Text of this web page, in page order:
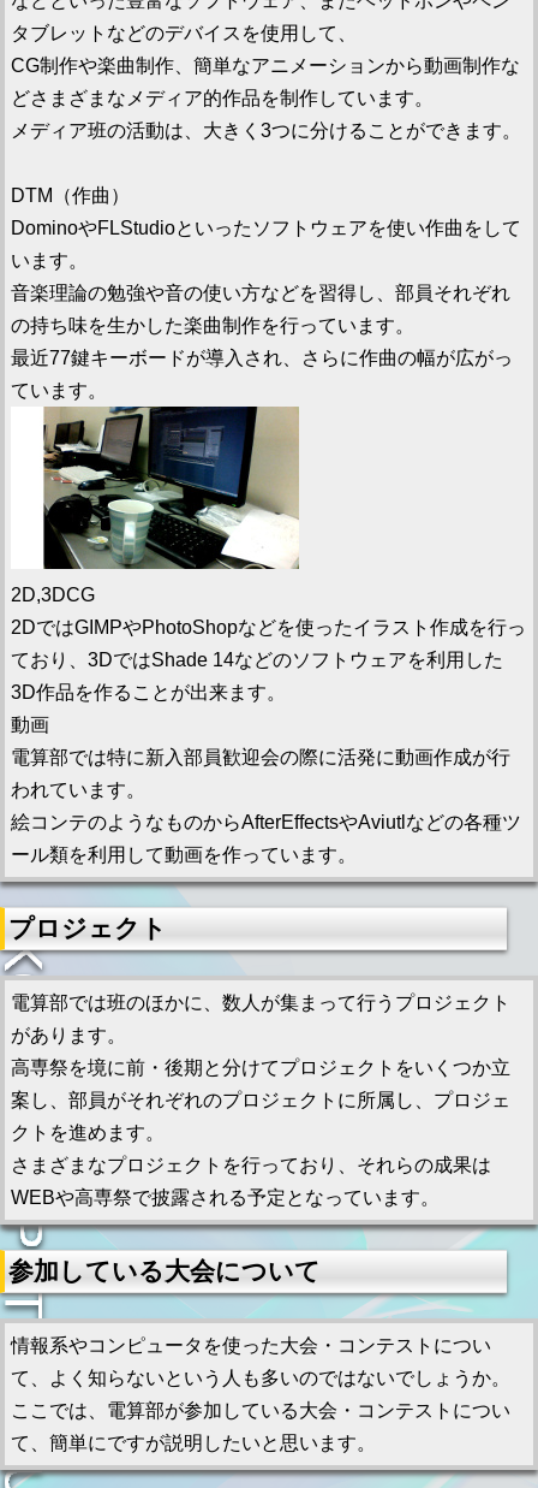
タブレットなどのデバイスを使用して、
CG制作や楽曲制作、簡単なアニメーションから動画制作な
どさまざまなメディア的作品を制作しています。
メディア班の活動は、大きく3つに分けることができます。
DTM（作曲）
DominoやFLStudioといったソフトウェアを使い作曲をして
います。
音楽理論の勉強や音の使い方などを習得し、部員それぞれ
の持ち味を生かした楽曲制作を行っています。
最近77鍵キーボードが導入され、さらに作曲の幅が広がっ
ています。
2D,3DCG
2DではGIMPやPhotoShopなどを使ったイラスト作成を行っ
ており、3DではShade 14などのソフトウェアを利用した
3D作品を作ることが出来ます。
動画
電算部では特に新入部員歓迎会の際に活発に動画作成が行
われています。
絵コンテのようなものからAfterEffectsやAviutlなどの各種ツ
ール類を利用して動画を作っています。
プロジェクト
電算部では班のほかに、数人が集まって行うプロジェクト
があります。
高専祭を境に前・後期と分けてプロジェクトをいくつか立
案し、部員がそれぞれのプロジェクトに所属し、プロジェ
クトを進めます。
さまざまなプロジェクトを行っており、それらの成果は
WEBや高専祭で披露される予定となっています。
参加している大会について
情報系やコンピュータを使った大会・コンテストについ
て、よく知らないという人も多いのではないでしょうか。
ここでは、電算部が参加している大会・コンテストについ
て、簡単にですが説明したいと思います。